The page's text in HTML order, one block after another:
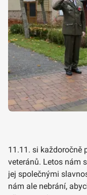
11.11. si každoročně
veteránů. Letos nám
jej společnými
nám ale nebrání,